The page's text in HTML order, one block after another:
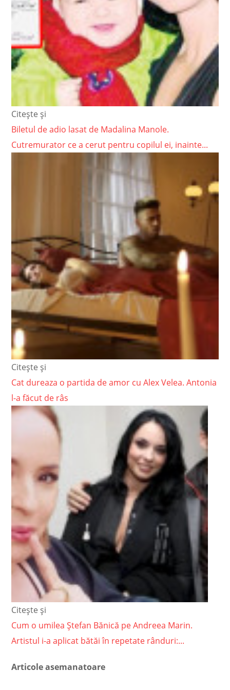
Citește și
Biletul de adio lasat de Madalina Manole.
Cutremurator ce a cerut pentru copilul ei, inainte...
Citește și
Cat dureaza o partida de amor cu Alex Velea. Antonia
l-a făcut de râs
Citește și
Cum o umilea Ștefan Bănică pe Andreea Marin.
Artistul i-a aplicat bătăi în repetate rânduri:...
Articole asemanatoare